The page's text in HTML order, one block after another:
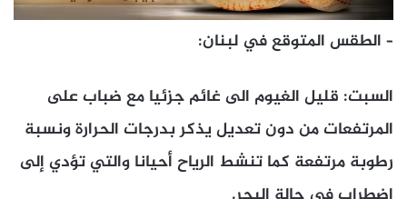
– الطقس المتوقع في لبنان:
السبت: قليل الغيوم الى غائم جزئيا مع ضباب على
المرتفعات من دون تعديل يذكر بدرجات الحرارة ونسبة
رطوبة مرتفعة كما تنشط الرياح أحيانا والتي تؤدي إلى